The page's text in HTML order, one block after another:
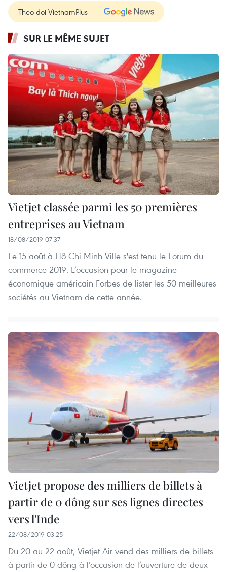
Theo dõi VietnamPlus
SUR LE MÊME SUJET
Vietjet classée parmi les 50 premières
entreprises au Vietnam
18/08/2019 07:37
Le 15 août à Hô Chi Minh-Ville s'est tenu le Forum du
commerce 2019. L’occasion pour le magazine
économique américain Forbes de lister les 50 meilleures
sociétés au Vietnam de cette année.
Vietjet propose des milliers de billets à
partir de 0 dông sur ses lignes directes
vers l'Inde
22/08/2019 03:25
Du 20 au 22 août, Vietjet Air vend des milliers de billets
à partir de 0 dông à l’occasion de l’ouverture de deux